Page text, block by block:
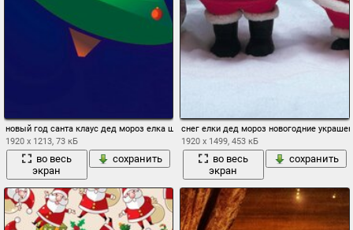
новый год санта клаус дед мороз елка шары минимализм вектор
1920 x 1213, 73 кБ
во весь
экран
сохранить
снег елки дед мороз новогодние
1920 x 1499, 453 кБ
во весь
экран
сохранить